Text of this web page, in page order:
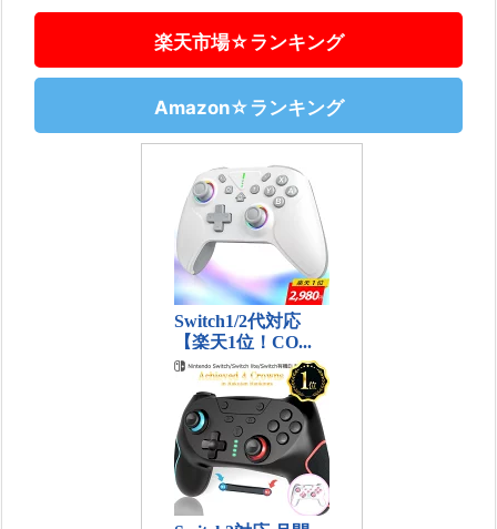
楽天市場☆ランキング
Amazon☆ランキング